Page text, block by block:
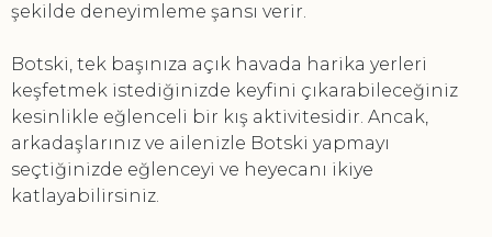
şekilde deneyimleme şansı verir.
Botski, tek başınıza açık havada harika yerleri
keşfetmek istediğinizde keyfini çıkarabileceğiniz
kesinlikle eğlenceli bir kış aktivitesidir. Ancak,
arkadaşlarınız ve ailenizle Botski yapmayı
seçtiğinizde eğlenceyi ve heyecanı ikiye
katlayabilirsiniz.